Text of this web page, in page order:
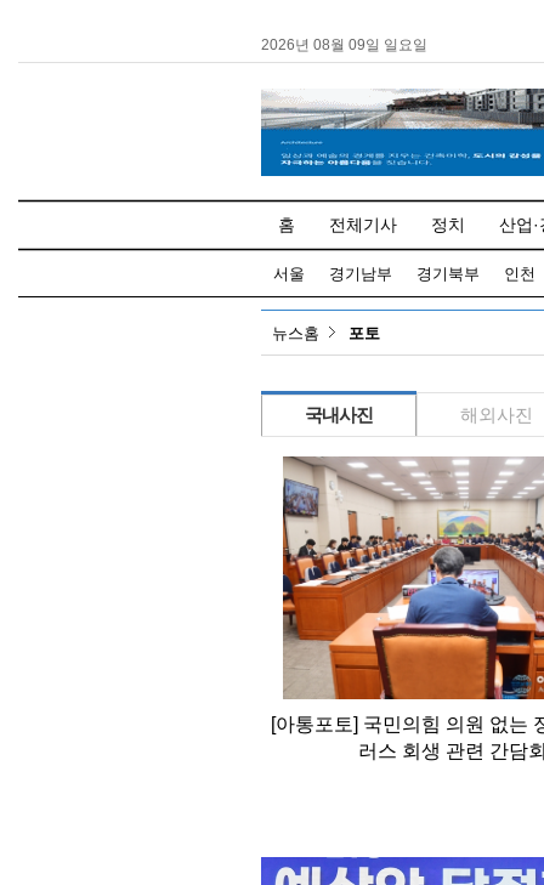
2026년 08월 09일 일요일
홈 전체기사 정치 산업
서울 경기남부 경기북부 인천
뉴스홈 포토
국내사진 해외사진
[아통포토] 국민의힘 의원 없는
러스 회생 관련 간담